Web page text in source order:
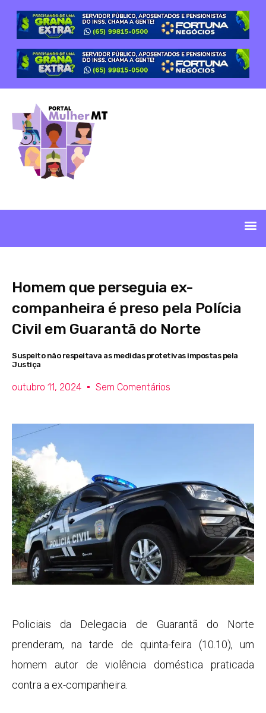
Homem que perseguia ex-
companheira é preso pela Polícia
Civil em Guarantã do Norte
Suspeito não respeitava as medidas protetivas impostas pela
Justiça
outubro 11, 2024 Sem Comentários
Policiais da Delegacia de Guarantã do Norte
prenderam, na tarde de quinta-feira (10.10), um
homem autor de violência doméstica praticada
contra a ex-companheira.